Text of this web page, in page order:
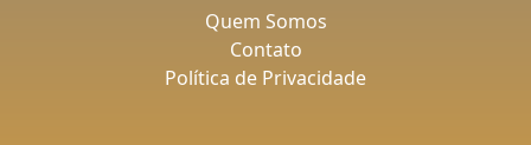
Quem Somos
Contato
Política de Privacidade